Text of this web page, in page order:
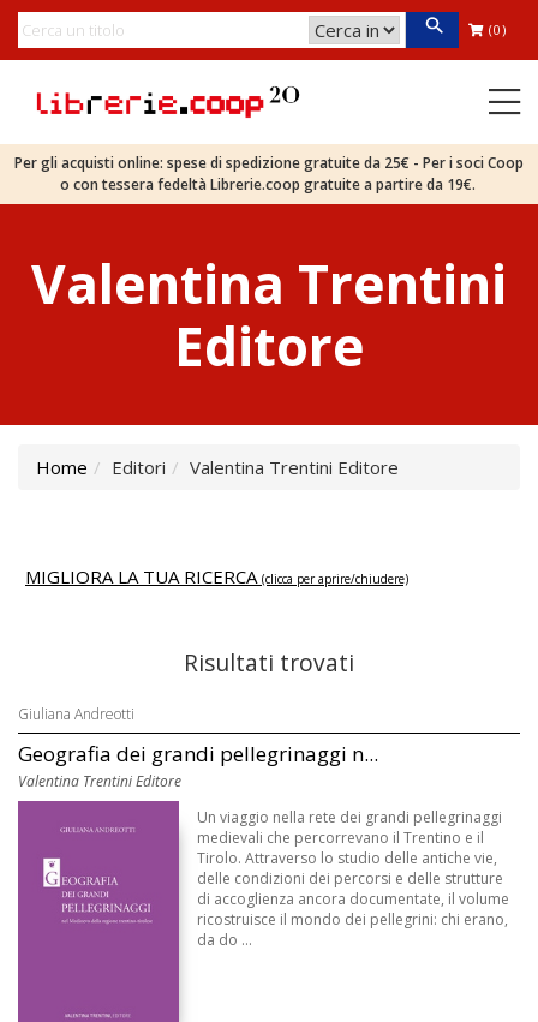
(0)
Per gli acquisti online: spese di spedizione gratuite da 25€ - Per i soci Coop
o con tessera fedeltà Librerie.coop gratuite a partire da 19€.
Valentina Trentini
Editore
Home Editori Valentina Trentini Editore
MIGLIORA LA TUA RICERCA (clicca per aprire/chiudere)
Risultati trovati
Giuliana Andreotti
Geografia dei grandi pellegrinaggi n...
Valentina Trentini Editore
Un viaggio nella rete dei grandi pellegrinaggi
medievali che percorrevano il Trentino e il
Tirolo. Attraverso lo studio delle antiche vie,
delle condizioni dei percorsi e delle strutture
di accoglienza ancora documentate, il volume
ricostruisce il mondo dei pellegrini: chi erano,
da do ...